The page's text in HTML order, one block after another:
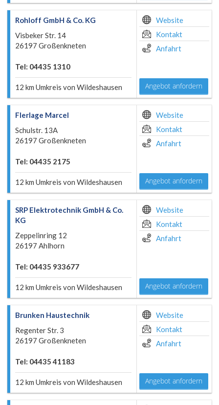
Rohloff GmbH & Co. KG
Visbeker Str. 14
26197 Großenkneten
Tel: 04435 1310
12 km Umkreis von Wildeshausen
Website
Kontakt
Anfahrt
Angebot anfordern
Flerlage Marcel
Schulstr. 13A
26197 Großenkneten
Tel: 04435 2175
12 km Umkreis von Wildeshausen
Website
Kontakt
Anfahrt
Angebot anfordern
SRP Elektrotechnik GmbH & Co.
KG
Zeppelinring 12
26197 Ahlhorn
Tel: 04435 933677
12 km Umkreis von Wildeshausen
Website
Kontakt
Anfahrt
Angebot anfordern
Brunken Haustechnik
Regenter Str. 3
26197 Großenkneten
Tel: 04435 41183
12 km Umkreis von Wildeshausen
Website
Kontakt
Anfahrt
Angebot anfordern